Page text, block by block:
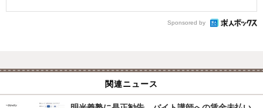
Sponsored by
関連ニュース